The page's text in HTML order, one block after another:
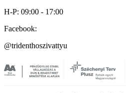
H-P: 09:00 - 17:00
Facebook:
@tridenthoszivattyu